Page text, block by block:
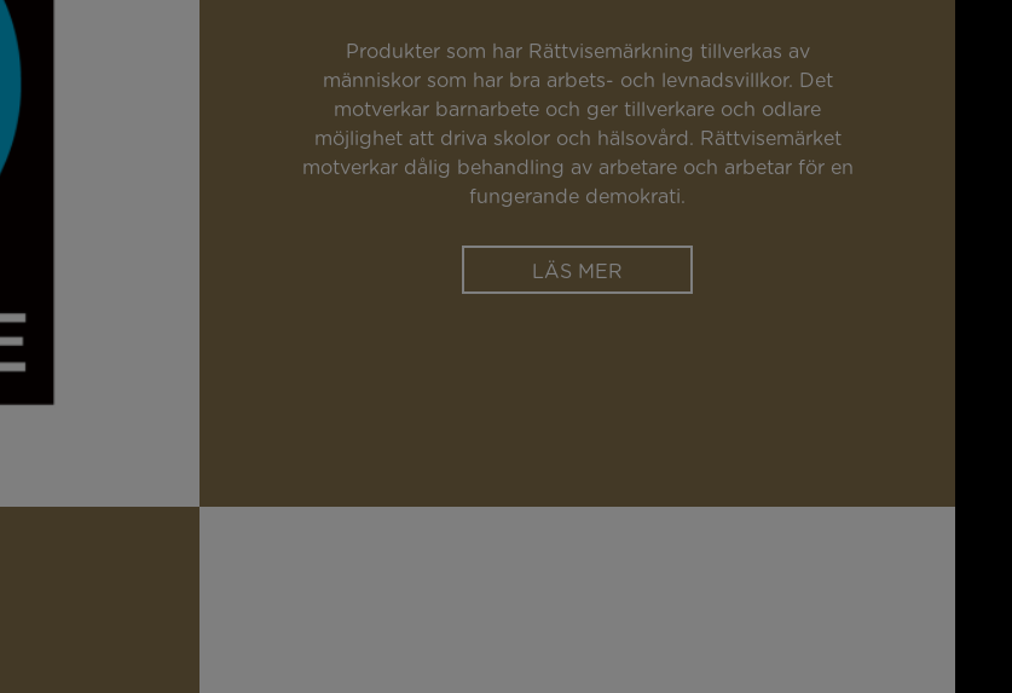
Produkter som har Rättvisemärkning tillverkas av
människor som har bra arbets- och levnadsvillkor. Det
motverkar barnarbete och ger tillverkare och odlare
möjlighet att driva skolor och hälsovård. Rättvisemärket
motverkar dålig behandling av arbetare och arbetar för en
fungerande demokrati.
LÄS MER